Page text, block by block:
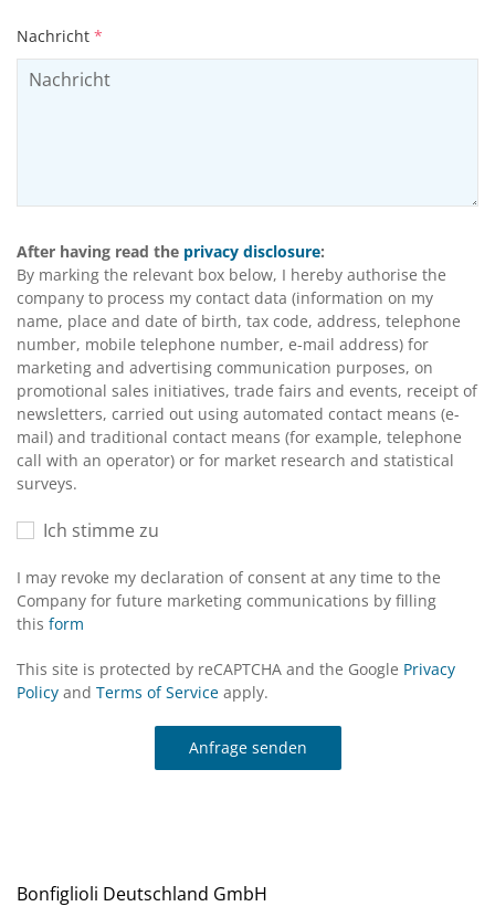
Nachricht *
After having read the privacy disclosure:
By marking the relevant box below, I hereby authorise the
company to process my contact data (information on my
name, place and date of birth, tax code, address, telephone
number, mobile telephone number, e-mail address) for
marketing and advertising communication purposes, on
promotional sales initiatives, trade fairs and events, receipt of
newsletters, carried out using automated contact means (e-
mail) and traditional contact means (for example, telephone
call with an operator) or for market research and statistical
surveys.
Ich stimme zu
I may revoke my declaration of consent at any time to the
Company for future marketing communications by filling
this form
This site is protected by reCAPTCHA and the Google Privacy
Policy and Terms of Service apply.
Anfrage senden
Bonfiglioli Deutschland GmbH